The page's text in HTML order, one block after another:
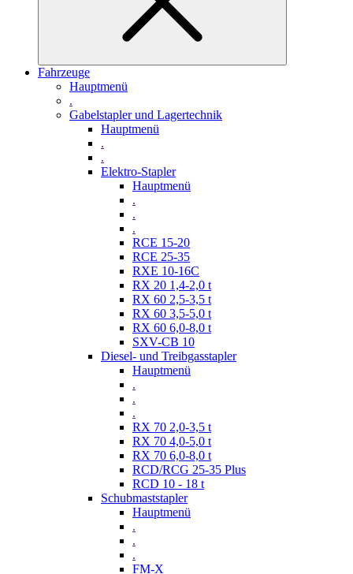
Fahrzeuge
Hauptmenü
.
Gabelstapler und Lagertechnik
Hauptmenü
.
.
Elektro-Stapler
Hauptmenü
.
.
.
RCE 15-20
RCE 25-35
RXE 10-16C
RX 20 1,4-2,0 t
RX 60 2,5-3,5 t
RX 60 3,5-5,0 t
RX 60 6,0-8,0 t
SXV-CB 10
Diesel- und Treibgasstapler
Hauptmenü
.
.
.
RX 70 2,0-3,5 t
RX 70 4,0-5,0 t
RX 70 6,0-8,0 t
RCD/RCG 25-35 Plus
RCD 10 - 18 t
Schubmaststapler
Hauptmenü
.
.
.
FM-X